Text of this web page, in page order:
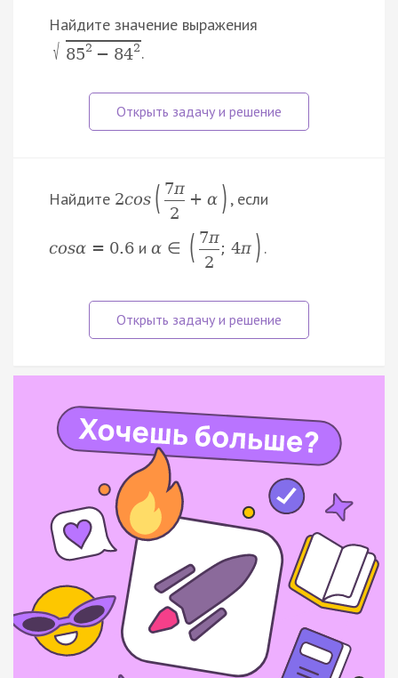
Найдите значение выражения
√ 852 − 842 .
Найдите 2cos ( 7π
2
+ α ) , если
cosα = 0.6 иα ∈ ( 7π
2
; 4π ) .